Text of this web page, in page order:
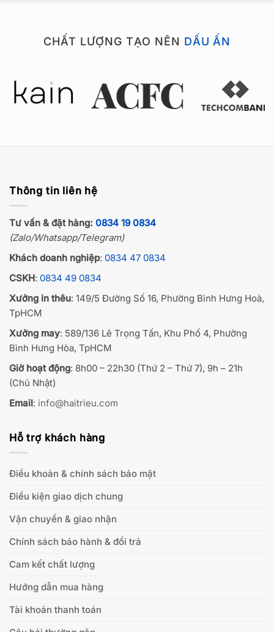
CHẤT LƯỢNG TẠO NÊN DẤU ẤN
Thông tin liên hệ
Tư vấn & đặt hàng: 0834 19 0834
(Zalo/Whatsapp/Telegram)
Khách doanh nghiệp: 0834 47 0834
CSKH: 0834 49 0834
Xưởng in thêu: 149/5 Đường Số 16, Phường Bình Hưng Hoà,
TpHCM
Xưởng may: 589/136 Lê Trọng Tấn, Khu Phố 4, Phường
Bình Hưng Hòa, TpHCM
Giờ hoạt động: 8h00 – 22h30 (Thứ 2 – Thứ 7), 9h – 21h
(Chủ Nhật)
Email: info@haitrieu.com
Hỗ trợ khách hàng
Điều khoản & chính sách bảo mật
Điều kiện giao dịch chung
Vận chuyển & giao nhận
Chính sách bảo hành & đổi trả
Cam kết chất lượng
Hướng dẫn mua hàng
Tài khoản thanh toán